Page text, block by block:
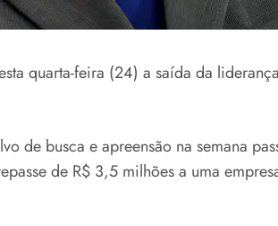
quarta-feira (24) a saída da
de busca e apreensão na semana
de R$ 3,5 milhões a uma